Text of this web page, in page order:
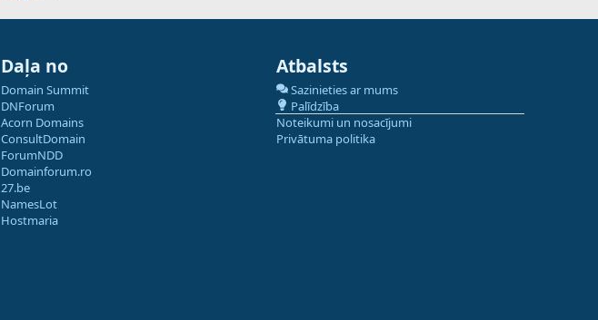
Daļa no
Domain Summit
DNForum
Acorn Domains
ConsultDomain
ForumNDD
Domainforum.ro
27.be
NamesLot
Hostmaria
Atbalsts
Sazinieties ar mums
Palīdzība
Noteikumi un nosacījumi
Privātuma politika